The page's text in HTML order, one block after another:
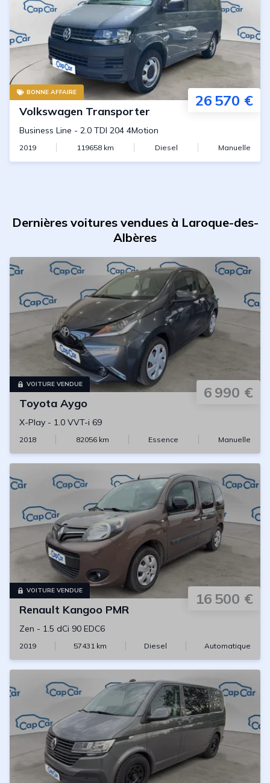
BONNE AFFAIRE 26 570 €
Volkswagen Transporter
Business Line - 2.0 TDI 204 4Motion
2019 119658 km Diesel Manuelle
Dernières voitures vendues à Laroque-des-
Albères
VOITURE VENDUE 6 990 €
Toyota Aygo
X-Play - 1.0 VVT-i 69
2018 82056km Essence Manuelle
VOITURE VENDUE 16 500 €
Renault Kangoo PMR
Zen - 1.5 dCi 90 EDC6
2019 57431 km Diesel Automatique